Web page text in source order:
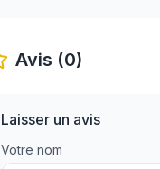
Avis (0)
Laisser un avis
Votre nom